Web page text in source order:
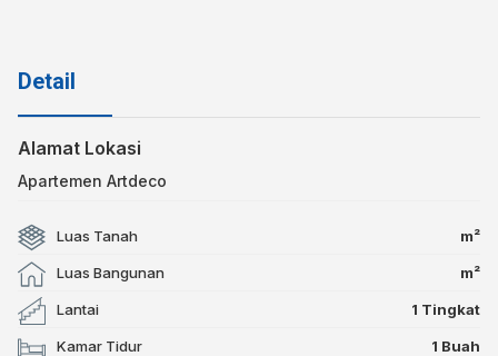
Detail
Alamat Lokasi
Apartemen Artdeco
Luas Tanah m²
Luas Bangunan m²
Lantai 1 Tingkat
Kamar Tidur 1 Buah